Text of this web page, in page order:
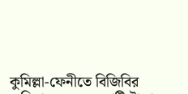
কুমিল্লা-ফেনীতে বিজিবির